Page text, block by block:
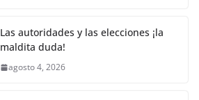
Las autoridades y las elecciones ¡la
maldita duda!
agosto 4, 2026